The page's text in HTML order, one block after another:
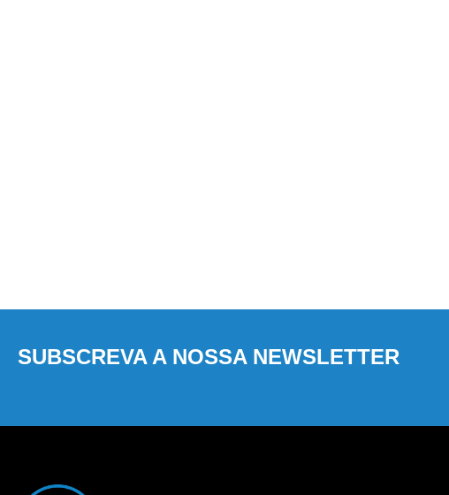
SUBSCREVA A NOSSA NEWSLETTER